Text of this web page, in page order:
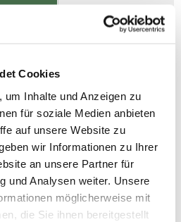
Cookies
Inhalte und Anzeigen zu
für soziale Medien anbieten
auf unsere Website zu
wir Informationen zu Ihrer
an unsere Partner für
und Analysen weiter. Unsere
möglicherweise mit
die Sie ihnen bereitgestellt
Sicherheitsset
H/T)
PET-Flaschen